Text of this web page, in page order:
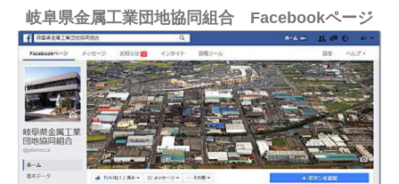
岐阜県金属工業団地協同組合 Facebookページ